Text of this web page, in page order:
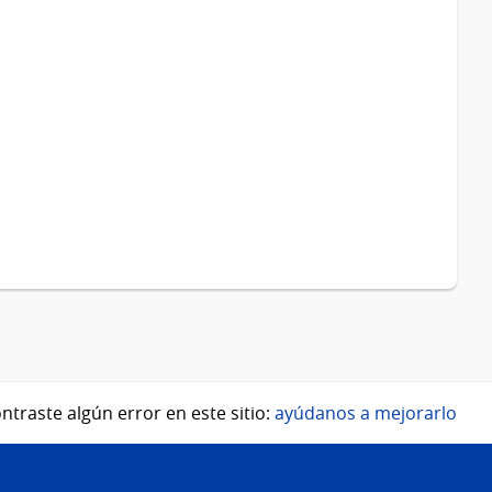
algún error en este sitio: ayúdanos a mejorarlo